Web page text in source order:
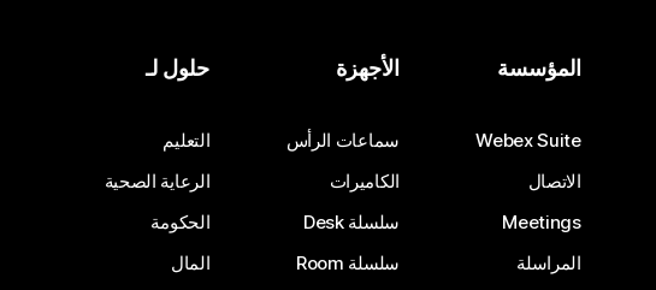
المؤسسة
Webex Suite
الاتصال
Meetings
المراسلة
الأجهزة
سماعات الرأس
الكاميرات
سلسلة Desk
سلسلة Room
حلول لـ
التعليم
الرعاية الصحية
الحكومة
المال